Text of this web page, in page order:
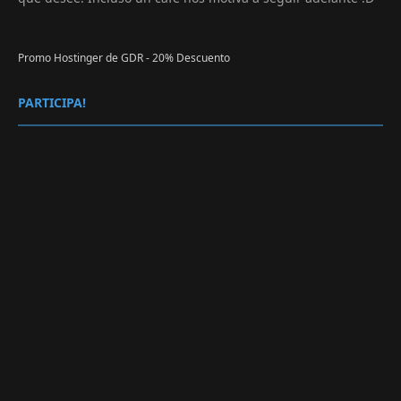
Promo Hostinger de GDR - 20% Descuento
PARTICIPA!